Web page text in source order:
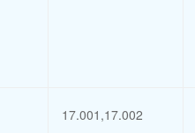
17.001,17.002